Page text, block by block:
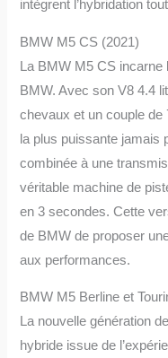
intègrent l’hybridation
BMW M5 CS (2021)
La BMW M5 CS
BMW. Avec son V8 4.4
chevaux et un couple de
la plus puissante jamais
combinée à une
véritable machine de
en 3 secondes. Cette
de BMW de proposer
aux performances.
BMW M5 Berline et
La nouvelle génération
hybride issue de